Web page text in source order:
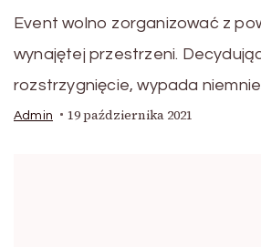
Event wolno zorganizować z
wynajętej przestrzeni.
rozstrzygnięcie, wypada
Admin 19 października 2021